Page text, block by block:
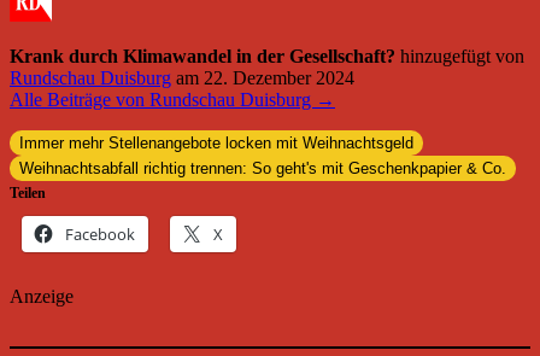
Krank durch Klimawandel in der Gesellschaft? hinzugefügt von
Rundschau Duisburg am 22. Dezember 2024
Alle Beiträge von Rundschau Duisburg →
Immer mehr Stellenangebote locken mit Weihnachtsgeld
Weihnachtsabfall richtig trennen: So geht's mit Geschenkpapier & Co.
Teilen
Facebook X
Anzeige